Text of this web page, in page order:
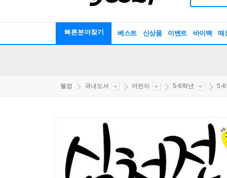
빠른분야찾기 베스트 신상품 이벤트 바이백 매
웰컴 국내도서 어린이 5-6학년 5-6